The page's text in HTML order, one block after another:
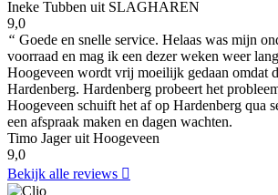
Ineke Tubben uit SLAGHAREN
9,0
“ Goede en snelle service. Helaas was mijn
voorraad en mag ik een dezer weken weer
Hoogeveen wordt vrij moeilijk gedaan omdat
Hardenberg. Hardenberg probeert het
Hoogeveen schuift het af op Hardenberg qua
een afspraak maken en dagen wachten.
Timo Jager uit Hoogeveen
9,0
Bekijk alle reviews